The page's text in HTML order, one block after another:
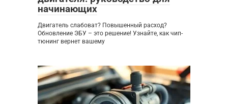
начинающих
Двигатель слабоват? Повышенный расход?
Обновление ЭБУ – это решение! Узнайте, как чип-
тюнинг вернет вашему